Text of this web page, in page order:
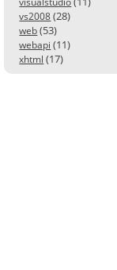
vs2008 (28)
web (53)
webapi (11)
xhtml (17)